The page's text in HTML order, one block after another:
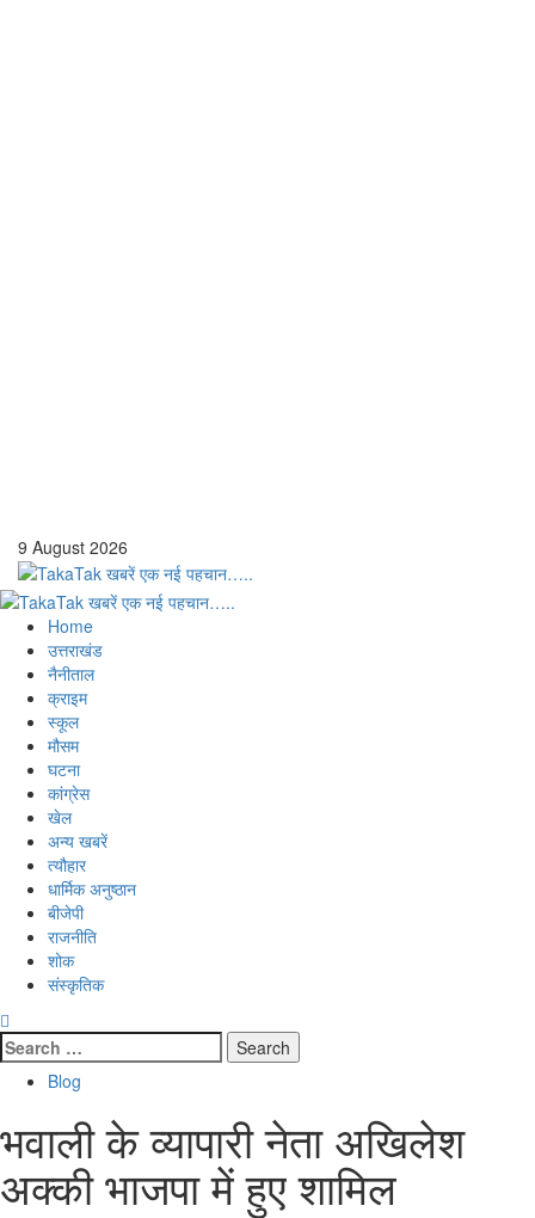
Skip
content
9 August 2026
Primary
Menu
Home
उत्तराखंड
नैनीताल
क्राइम
स्कूल
मौसम
घटना
कांग्रेस
खेल
अन्य खबरें
त्यौहार
धार्मिक अनुष्ठान
बीजेपी
राजनीति
शोक
संस्कृतिक
Search
for:
Blog
भवाली के व्यापारी नेता अखिलेश
अक्की भाजपा में हुए शामिल